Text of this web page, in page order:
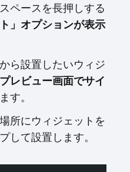
ペースを長押しする
」オプションが表示
ら設置したいウィジ
プレビュー画面でサイ
す。
所にウィジェットを
して設置します。